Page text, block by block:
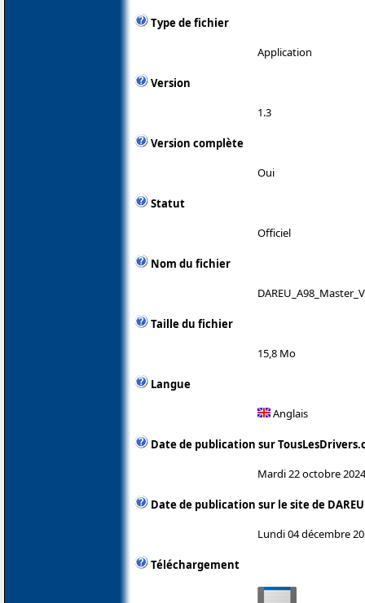
Type de fichier
Application
Version
1.3
Version complète
Oui
Statut
Officiel
Nom du fichier
Taille du fichier
15,8 Mo
Langue
Anglais
Date de publication sur
Mardi 22 octobre 2024
Date de publication sur le site de DAREU
Lundi 04 décembre
Téléchargement